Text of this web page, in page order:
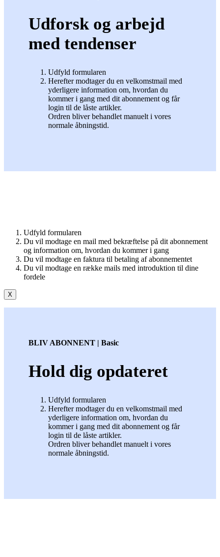
Udforsk og arbejd
med tendenser
Udfyld formularen
Herefter modtager du en velkomstmail med
yderligere information om, hvordan du
kommer i gang med dit abonnement og får
login til de låste artikler.
Ordren bliver behandlet manuelt i vores
normale åbningstid.
Udfyld formularen
Du vil modtage en mail med bekræftelse på dit abonnement
og information om, hvordan du kommer i gang
Du vil modtage en faktura til betaling af abonnementet
Du vil modtage en række mails med introduktion til dine
fordele
X
BLIV ABONNENT | Basic
Hold dig opdateret
Udfyld formularen
Herefter modtager du en velkomstmail med
yderligere information om, hvordan du
kommer i gang med dit abonnement og får
login til de låste artikler.
Ordren bliver behandlet manuelt i vores
normale åbningstid.